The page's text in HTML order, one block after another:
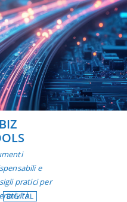
e
pratici per
DIGITAL